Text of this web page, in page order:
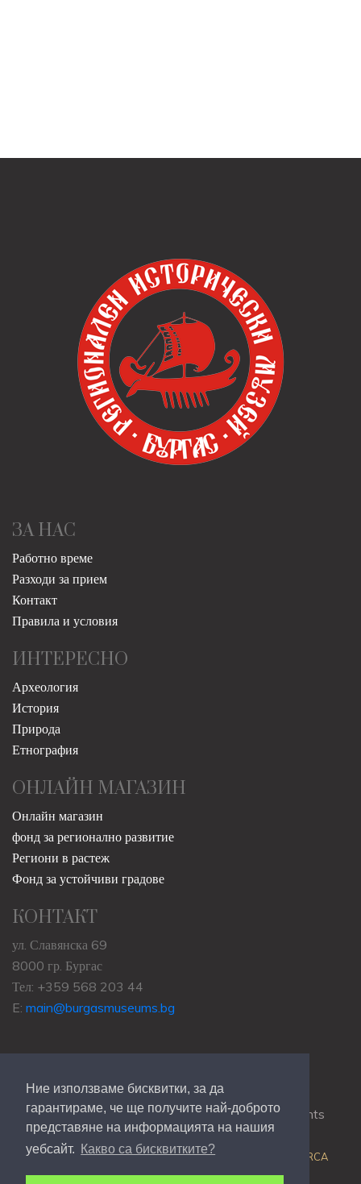
Ние използваме бисквитки, за да
гарантираме, че ще получите най-доброто
представяне на информацията на нашия
уебсайт.
Какво са бисквитките?
ЗА НАС
Работно време
Разходи за прием
Контакт
Правила и условия
ИНТЕРЕСНО
Археология
История
Природа
Етнография
ОНЛАЙН МАГАЗИН
Онлайн магазин
фонд за регионално развитие
Региони в растеж
Фонд за устойчиви градове
КОНТАКТ
ул. Славянска 69
8000 гр. Бургас
Тел: +359 568 203 44
E: main@burgasmuseums.bg
Copyrights © 2009-2021 RHM Burgas, All Rights
Reserved.
Web Development @Colin J.D. Stewart ORCA